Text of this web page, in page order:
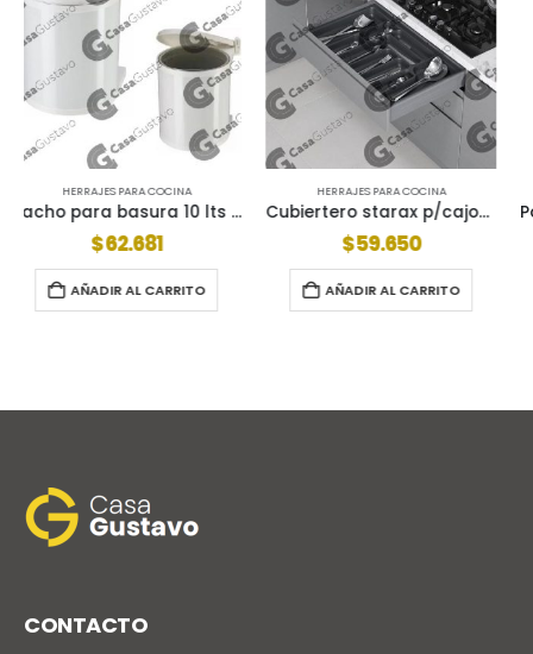
HERRAJES PARA COCINA
Cubiertero starax p/cajon mod.80 antracita 9350362
$59.650
AÑADIR AL CARRITO
HERRAJES PARA COCINA
$32.372
AÑADIR AL CARRITO
CONTACTO